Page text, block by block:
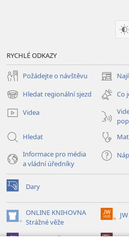
RYCHLÉ ODKAZY
Požádejte o návštěvu
nové
okno)
Hledat regionální sjezd
(otevřeno
nové
okno)
Co
Videa
Hledat
Informace pro média
a vládní úředníky
Dary
(otevřeno
nové
okno)
ONLINE KNIHOVNA
Strážné věže
(otevřeno
nové
okno)
®